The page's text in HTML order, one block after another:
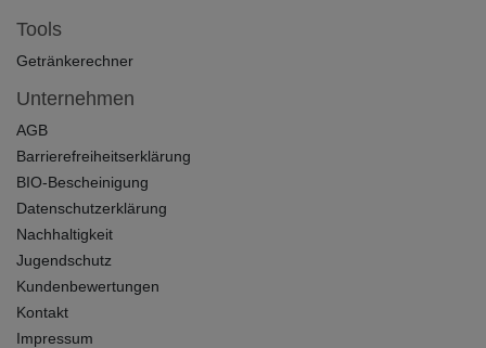
Tools
Getränkerechner
Unternehmen
AGB
Barrierefreiheitserklärung
BIO-Bescheinigung
Datenschutzerklärung
Nachhaltigkeit
Jugendschutz
Kundenbewertungen
Kontakt
Impressum